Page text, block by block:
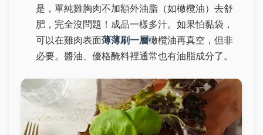
是，單純雞胸肉不加額外油脂（如橄欖油）去舒
肥，完全沒問題！成品一樣多汁。如果怕黏袋，
可以在雞肉表面薄薄刷一層橄欖油再真空，但非
必要。醬油、優格醃料裡通常也有油脂成分了。